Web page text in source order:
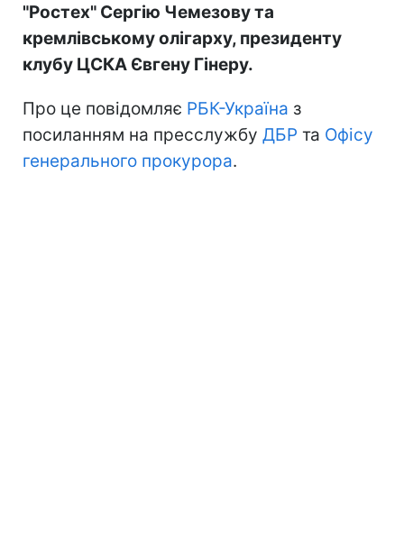
"Ростех" Сергію Чемезову та
кремлівському олігарху, президенту
клубу ЦСКА Євгену Гінеру.
Про це повідомляє РБК-Україна з
посиланням на пресслужбу ДБР та Офісу
генерального прокурора.